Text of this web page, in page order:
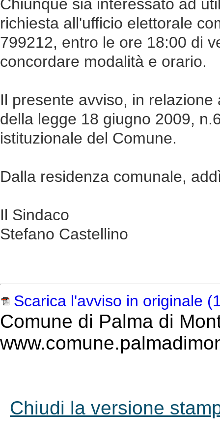
Chiunque sia interessato ad
richiesta all'ufficio elettorale
799212, entro le ore 18:00 di
concordare modalità e orario.
Il presente avviso, in
della legge 18 giugno 2009,
istituzionale del Comune.
Dalla residenza comunale,
Il Sindaco
Stefano Castellino
Scarica l'avviso in originale
Comune di Palma di
Chiudi la versione